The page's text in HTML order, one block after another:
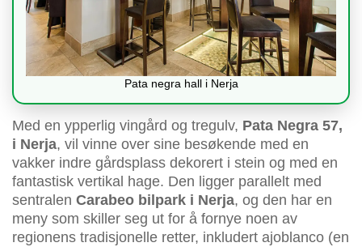
Pata negra hall i Nerja
Med en ypperlig vingård og tregulv, Pata Negra 57,
i Nerja, vil vinne over sine besøkende med en
vakker indre gårdsplass dekorert i stein og med en
fantastisk vertikal hage. Den ligger parallelt med
sentralen Carabeo bilpark i Nerja, og den har en
meny som skiller seg ut for å fornye noen av
regionens tradisjonelle retter, inkludert ajoblanco (en